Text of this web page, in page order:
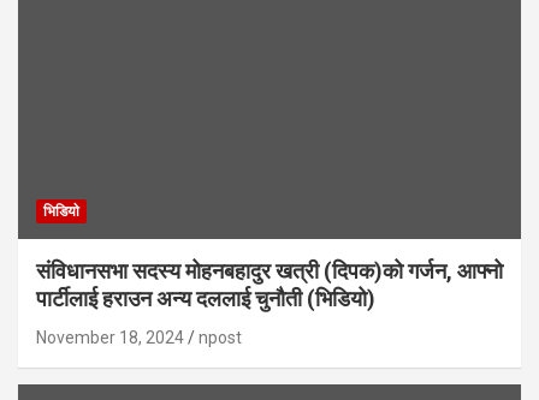
भिडियाे
संविधानसभा सदस्य मोहनबहादुर खत्री (दिपक)को गर्जन, आफ्नो
पार्टीलाई हराउन अन्य दललाई चुनौती (भिडियो)
November 18, 2024 npost